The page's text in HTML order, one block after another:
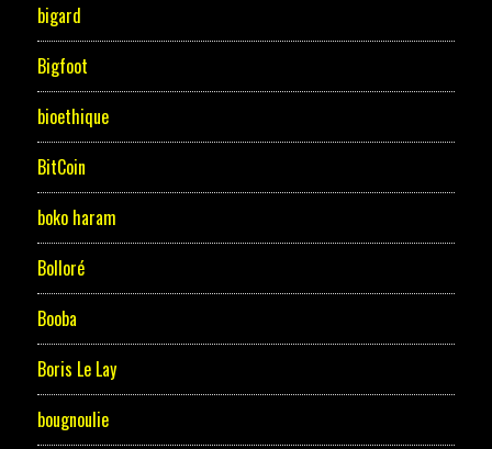
bigard
Bigfoot
bioethique
BitCoin
boko haram
Bolloré
Booba
Boris Le Lay
bougnoulie